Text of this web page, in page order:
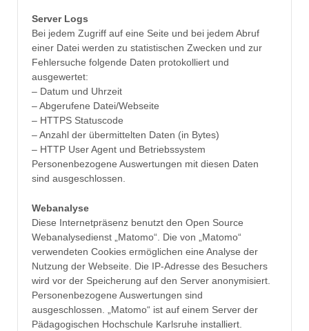
Server Logs
Bei jedem Zugriff auf eine Seite und bei jedem Abruf
einer Datei werden zu statistischen Zwecken und zur
Fehlersuche folgende Daten protokolliert und
ausgewertet:
– Datum und Uhrzeit
– Abgerufene Datei/Webseite
– HTTPS Statuscode
– Anzahl der übermittelten Daten (in Bytes)
– HTTP User Agent und Betriebssystem
Personenbezogene Auswertungen mit diesen Daten
sind ausgeschlossen.
Webanalyse
Diese Internetpräsenz benutzt den Open Source
Webanalysedienst „Matomo“. Die von „Matomo“
verwendeten Cookies ermöglichen eine Analyse der
Nutzung der Webseite. Die IP-Adresse des Besuchers
wird vor der Speicherung auf den Server anonymisiert.
Personenbezogene Auswertungen sind
ausgeschlossen. „Matomo“ ist auf einem Server der
Pädagogischen Hochschule Karlsruhe installiert.